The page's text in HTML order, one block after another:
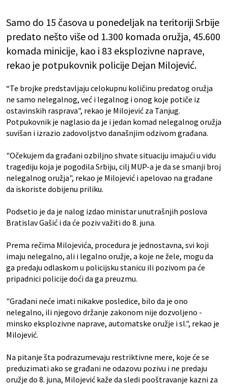
Samo do 15 časova u ponedeljak na teritoriji Srbije
predato nešto više od 1.300 komada oružja, 45.600
komada minicije, kao i 83 eksplozivne naprave,
rekao je potpukovnik policije Dejan Milojević.
“Te brojke predstavljaju celokupnu količinu predatog oružja
ne samo nelegalnog, već i legalnog i onog koje potiče iz
ostavinskih rasprava", rekao je Milojević za Tanjug.
Potpukovnik je naglasio da je i jedan komad nelegalnog oružja
suvišan i izrazio zadovoljstvo današnjim odzivom građana.
"Očekujem da građani ozbiljno shvate situaciju imajući u vidu
tragediju koja je pogodila Srbiju, cilj MUP-a je da se smanji broj
nelegalnog oružja", rekao je Milojević i apelovao na građane
da iskoriste dobijenu priliku.
Podsetio je da je nalog izdao ministar unutrašnjih poslova
Bratislav Gašić i da će poziv važiti do 8. juna.
Prema rečima Milojevića, procedura je jednostavna, svi koji
imaju nelegalno, ali i legalno oružje, a koje ne žele, mogu da
ga predaju odlaskom u policijsku stanicu ili pozivom pa će
pripadnici policije doći da ga preuzmu.
"Građani neće imati nikakve posledice, bilo da je ono
nelegalno, ili njegovo držanje zakonom nije dozvoljeno -
minsko eksplozivne naprave, automatske oružje i sl.", rekao je
Milojević.
Na pitanje šta podrazumevaju restriktivne mere, koje će se
preduzimati ako se građani ne odazovu pozivu i ne predaju
oružje do 8. juna, Milojević kaže da sledi pooštravanje kazni za